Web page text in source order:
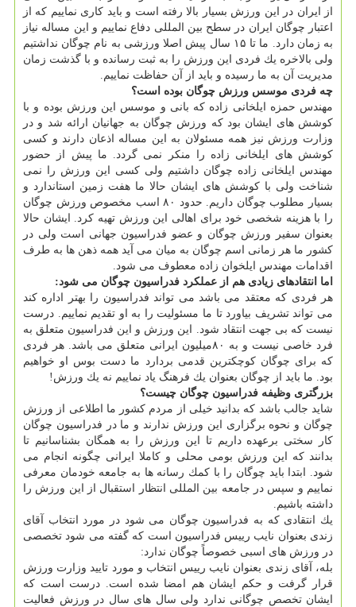
از ایران در این ورزش بسیار بالا رفته است و باید كاری نماییم كه از
اعتبار چوگان ایران در سطح بین المللی دفاع نماییم و این مساله نیاز
به زمان دارد. ما تا ۱۵ سال پیش اصلا ورزشی به نام چوگان نداشتیم
ولی بالاخره یك فردی این ورزش را به ثبت رسانده و با گذشت زمان
مدیریت آن به ما رسیده و باید از آن حفاظت نماییم.
چه فردی موسس ورزش چوگان بوده است؟
مهندس حمزه ایلخانی زاده كه بانی و موسس این ورزش بوده و با
كوشش های ایشان بود كه ورزش چوگان به جهانیان ارائه شد و در
وزارت ورزش نیز همه مسئولان به این مساله اذعان دارند و كسی
كوشش های ایلخانی زاده را منكر نمی گردد. ما پیش از حضور
مهندس ایلخانی زاده چوگان داشتیم ولی كسی این ورزش را نمی
شناخت ولی با كوشش های ایشان حالا ما هفت زمین استاندارد و
بسیار مطلوب چوگان داریم. حدود ۸۰ اسب مخصوص ورزش چوگان
را با هزینه شخصی خود برای اهالی این ورزش تهیه كرد. ایشان حالا
بعنوان سفیر ورزش چوگان و عضو فدراسیون جهانی است ولی در
كشور ما هر زمانی اسم چوگان به میان می آید همه ذهن ها به طرف
اقدامات مهندس ایلخوان زاده معطوف می شود.
اما انتقادهای زیادی هم از عملكرد فدراسیون چوگان می شود:
هر فردی كه معتقد می باشد می تواند فدراسیون را بهتر اداره كند
می تواند تشریف بیاورد تا ما مسئولیت را به او تقدیم نماییم. درست
نیست كه بی جهت انتقاد شود. این ورزش و این فدراسیون متعلق به
فرد خاصی نیست و به ۸۰میلیون ایرانی متعلق می باشد. هر فردی
كه برای چوگان كوچكترین قدمی بردارد ما دست بوس او خواهیم
بود. ما باید از چوگان بعنوان یك فرهنگ یاد نماییم نه یك ورزش!
بزرگتری وظیفه فدراسیون چوگان چیست؟
شاید جالب باشد كه بدانید خیلی از مردم كشور ما اطلاعی از ورزش
چوگان و نحوه برگزاری این ورزش ندارند و ما در فدراسیون چوگان
كار سختی برعهده داریم تا این ورزش را به همگان بشناسانیم تا
بدانند كه این ورزش بومی محلی و كاملا ایرانی چگونه انجام می
شود. ابتدا باید چوگان را با كمك رسانه ها به جامعه خودمان معرفی
نماییم و سپس در جامعه بین المللی انتظار استقبال از این ورزش را
داشته باشیم.
یك انتقادی كه به فدراسیون چوگان می شود در مورد انتخاب آقای
زندی بعنوان نایب رییس فدراسیون است كه گفته می شود تخصصی
در ورزش های اسبی خصوصاً چوگان ندارد:
بله، آقای زندی بعنوان نایب رییس انتخاب و مورد تایید وزارت ورزش
قرار گرفت و حكم ایشان هم امضا شده است. درست است كه
ایشان تخصص چوگانی ندارد ولی سال های سال در ورزش فعالیت